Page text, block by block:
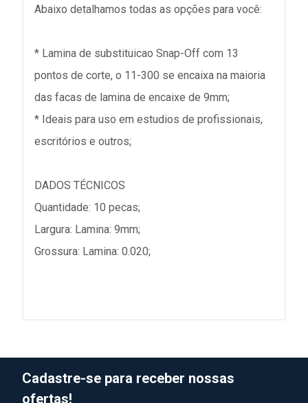
Abaixo detalhamos todas as opções para você:
* Lamina de substituicao Snap-Off com 13
pontos de corte, o 11-300 se encaixa na maioria
das facas de lamina de encaixe de 9mm;
* Ideais para uso em estudios de profissionais,
escritórios e outros;
DADOS TÉCNICOS
Quantidade: 10 pecas;
Largura: Lamina: 9mm;
Grossura: Lamina: 0.020;
Cadastre-se para receber nossas
ofertas!